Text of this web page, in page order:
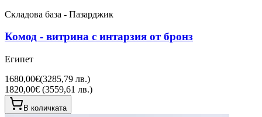
Складова база - Пазарджик
Комод - витрина с интарзия от бронз
Египет
1680,00€(3285,79 лв.)
1820,00€ (3559,61 лв.)
В количката